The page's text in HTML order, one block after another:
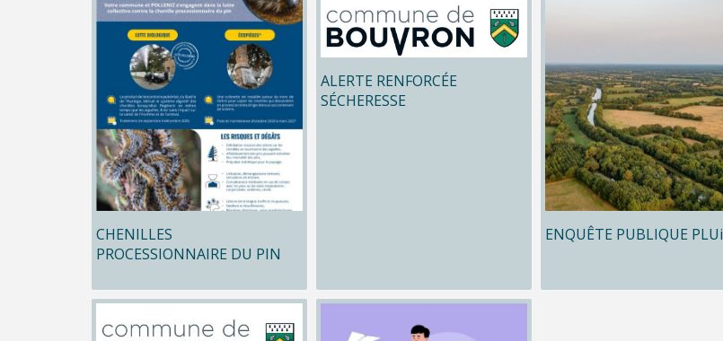
CHENILLES
PROCESSIONNAIRE DU PIN
ALERTE RENFORCÉE
SÉCHERESSE
ENQUÊTE PUBLIQUE PLUi